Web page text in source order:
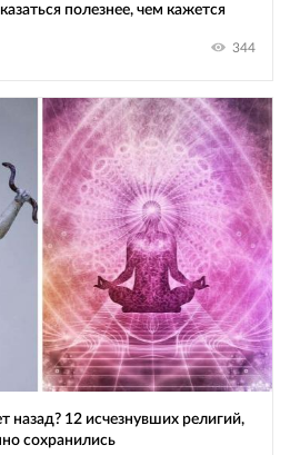
полезнее, чем кажется
344
назад? 12 исчезнувших религий,
сохранились